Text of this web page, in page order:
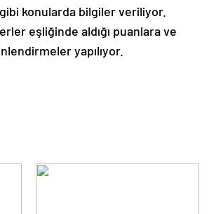
konularda bilgiler veriliyor.
eşliğinde aldığı puanlara ve
yapılıyor.